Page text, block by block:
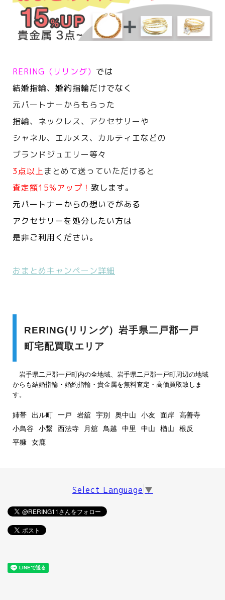
RERING（リリング） では
結婚指輪、婚約指輪だけでなく
元パートナーからもらった
指輪、ネックレス、アクセサリーや
シャネル、エルメス、カルティエなどの
ブランドジュエリー等々
3点以上まとめて送っていただけると
査定額15%アップ！ 致します。
元パートナーからの想いでがある
アクセサリーを処分したい方は
是非ご利用ください。
おまとめキャンペーン詳細
RERING(リリング）岩手県二戸郡一戸
町宅配買取エリア
岩手県二戸郡一戸町内の全地域、岩手県二戸郡一戸町周辺の地域
からも結婚指輪・婚約指輪・貴金属を無料査定・高価買取致しま
す。
姉帯 出ル町 一戸 岩舘 宇別 奥中山 小友 面岸
高善寺
小鳥谷
小繋 西法寺 月舘 鳥越 中里 中山 楢山
根反
平糠
女鹿
Select Language ▼